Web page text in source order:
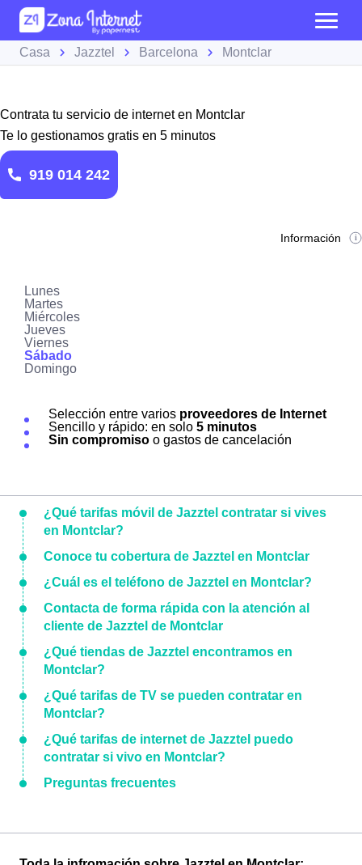
Casa Jazztel Barcelona Montclar
Contrata tu servicio de internet en Montclar
Te lo gestionamos gratis en 5 minutos
919 014 242
Información
Lunes
Martes
Miércoles
Jueves
Viernes
Sábado
Domingo
Selección entre varios proveedores de Internet
Sencillo y rápido: en solo 5 minutos
Sin compromiso o gastos de cancelación
¿Qué tarifas móvil de Jazztel contratar si vives
en Montclar?
Conoce tu cobertura de Jazztel en Montclar
¿Cuál es el teléfono de Jazztel en Montclar?
Contacta de forma rápida con la atención al
cliente de Jazztel de Montclar
¿Qué tiendas de Jazztel encontramos en
Montclar?
¿Qué tarifas de TV se pueden contratar en
Montclar?
¿Qué tarifas de internet de Jazztel puedo
contratar si vivo en Montclar?
Preguntas frecuentes